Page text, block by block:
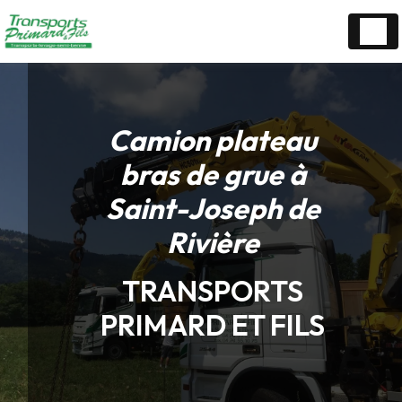
Camion plateau
bras de grue à
Saint-Joseph de
Rivière
TRANSPORTS
PRIMARD ET FILS